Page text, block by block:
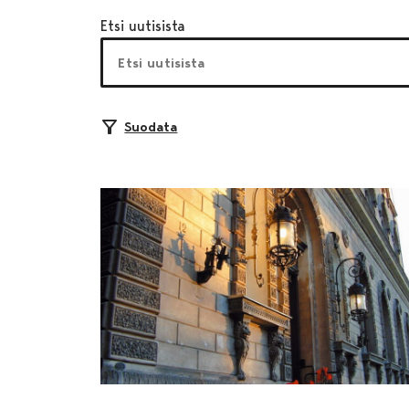
Etsi uutisista
Suodata